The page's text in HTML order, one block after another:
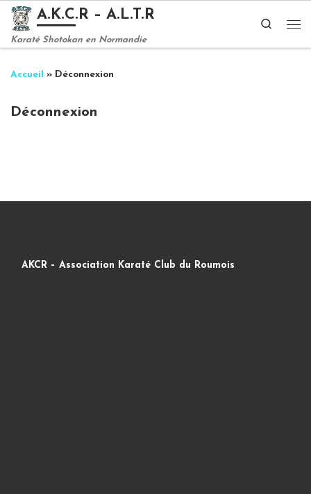
Passer au contenu
A.K.C.R – A.L.T.R
Karaté Shotokan en Normandie
Search
Accueil » Déconnexion
Déconnexion
AKCR – Association Karaté Club du Roumois